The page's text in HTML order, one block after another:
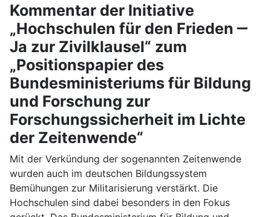
Kommentar der Initiative
„Hochschulen für den Frieden ‒
Ja zur Zivilklausel“ zum
„Positionspapier des
Bundesministeriums für Bildung
und Forschung zur
Forschungssicherheit im Lichte
der Zeitenwende“
Mit der Verkündung der sogenannten Zeitenwende
wurden auch im deutschen Bildungssystem
Bemühungen zur Militarisierung verstärkt. Die
Hochschulen sind dabei besonders in den Fokus